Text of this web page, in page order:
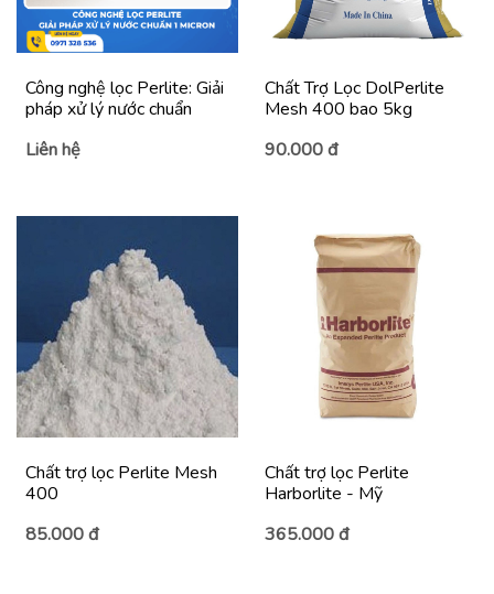
Công nghệ lọc Perlite: Giải
pháp xử lý nước chuẩn
Liên hệ
Chất Trợ Lọc DolPerlite
Mesh 400 bao 5kg
90.000 đ
Chất trợ lọc Perlite Mesh
400
85.000 đ
Chất trợ lọc Perlite
Harborlite - Mỹ
365.000 đ